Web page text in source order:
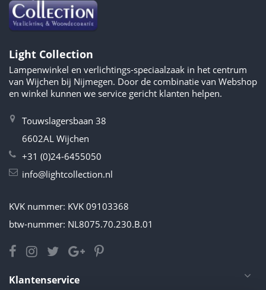
Light Collection
Lampenwinkel en verlichtings-speciaalzaak in het centrum
van Wijchen bij Nijmegen. Door de combinatie van Webshop
en winkel kunnen we service gericht klanten helpen.
Touwslagersbaan 38
6602AL Wijchen
+31 (0)24-6455050
info@lightcollection.nl
KVK nummer: KVK 09103368
btw-nummer: NL8075.70.230.B.01
Klantenservice